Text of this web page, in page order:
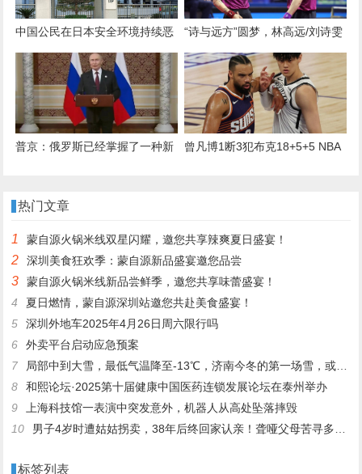
中国公民在日本安全环境持续恶
化，外交部提醒近期避免前往
“诗与远方”圆梦，林高远/刘诗雯
摘得全运会乒乓球混双金牌
普京：俄罗斯已经掌握了一种新
曾凡博1断3犯布克18+5+5 NBA
热门文章
1 蒙自源火锅米线双星闪耀，邀您共享辣爽夏日盛宴！
2 深圳美食狂欢季：蒙自源新品盛宴邀您品尝
3
蒙自源火锅米线新品尝鲜季，邀您共享味蕾盛宴！
4
夏日燃情，蒙自源深圳站邀您共赴美食盛宴！
5
深圳外地车2025年4月26日周六限行吗
6
外卖平台启动应急预案
7
局部中到大雪，最低气温降至-13℃，济南今冬的第一场雪，或跟去年同一时间！
8
和熙论坛·2025第十届健康中国医药连锁发展论坛在泰州举办
9
上海科技馆一表演中突发意外，机器人从高处坠落摔毁
10
男子4岁时遭姑姑拐卖，38年后终回家认亲！聋哑父母苦寻多年，母亲已抱憾离世丨红星寻人
标签列表